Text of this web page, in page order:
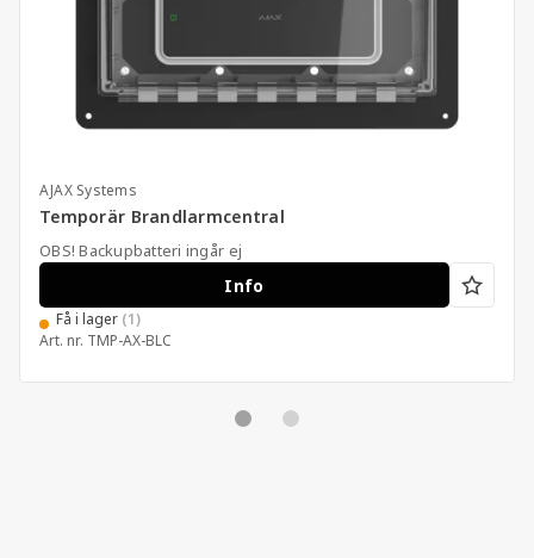
AJAX Systems
Temporär Brandlarmcentral
OBS! Backupbatteri ingår ej
Info
Få i lager (1)
Art. nr. TMP-AX-BLC